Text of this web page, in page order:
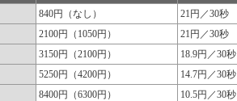
840円（なし）
21円／30秒
2100円（1050円）
21円／30秒
3150円（2100円）
18.9円／30秒
5250円（4200円）
14.7円／30秒
8400円（6300円）
10.5円／30秒